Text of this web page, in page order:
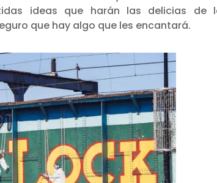
ideas que harán las delicias de
que hay algo que les encantará.